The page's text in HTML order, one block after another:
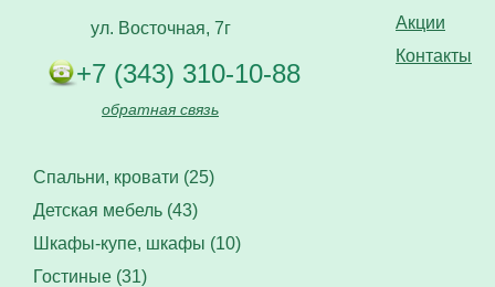
Акции
Контакты
ул. Восточная, 7г
+7 (343) 310-10-88
обратная связь
Спальни, кровати (25)
Детская мебель (43)
Шкафы-купе, шкафы (10)
Гостиные (31)